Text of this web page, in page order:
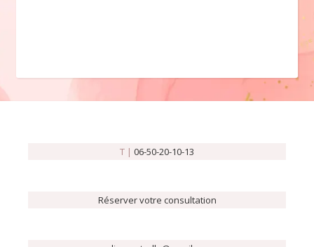
T | 06-50-20-10-13
Réserver votre consultation